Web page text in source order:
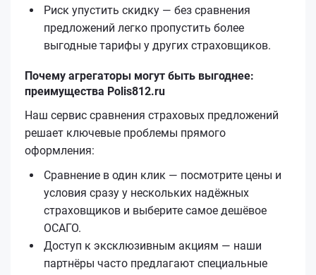
Риск упустить скидку — без сравнения
предложений легко пропустить более
выгодные тарифы у других страховщиков.
Почему агрегаторы могут быть выгоднее:
преимущества Polis812.ru
Наш сервис сравнения страховых предложений
решает ключевые проблемы прямого
оформления:
Сравнение в один клик — посмотрите цены и
условия сразу у нескольких надёжных
страховщиков и выберите самое дешёвое
ОСАГО.
Доступ к эксклюзивным акциям — наши
партнёры часто предлагают специальные